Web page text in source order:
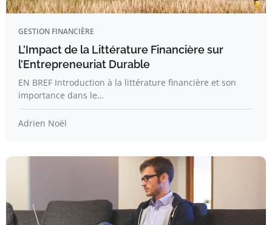
GESTION FINANCIÈRE
L’Impact de la Littérature Financière sur
l’Entrepreneuriat Durable
EN BREF Introduction à la littérature financière et son
importance dans le…
Adrien Noël